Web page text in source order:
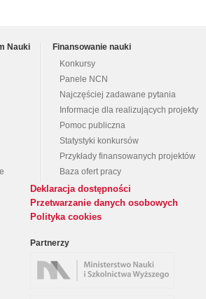
Nauki
Finansowanie nauki
Konkursy
Panele NCN
Najczęściej zadawane pytania
Informacje dla realizujących projekty
Pomoc publiczna
Statystyki konkursów
Przykłady finansowanych projektów
Baza ofert pracy
Deklaracja dostępności
Przetwarzanie danych osobowych
Polityka cookies
Partnerzy